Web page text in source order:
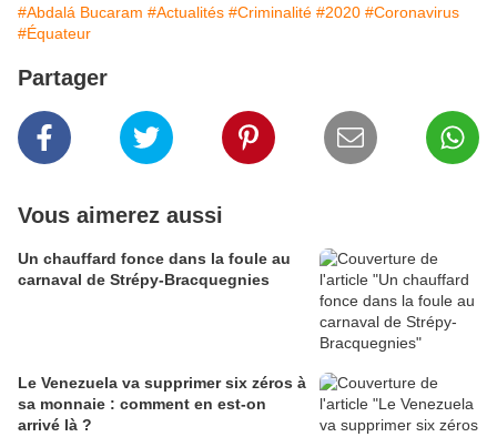
#Abdalá Bucaram #Actualités #Criminalité #2020 #Coronavirus
#Équateur
Partager
Vous aimerez aussi
Un chauffard fonce dans la foule au
carnaval de Strépy-Bracquegnies
Le Venezuela va supprimer six zéros à
sa monnaie : comment en est-on
arrivé là ?